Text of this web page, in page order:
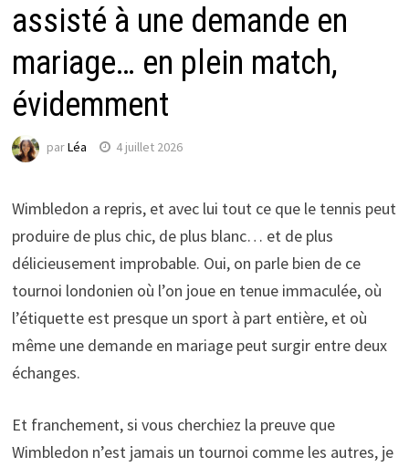
assisté à une demande en
mariage… en plein match,
évidemment
parLéa 4 juillet 2026
Wimbledon a repris, et avec lui tout ce que le tennis peut
produire de plus chic, de plus blanc… et de plus
délicieusement improbable. Oui, on parle bien de ce
tournoi londonien où l’on joue en tenue immaculée, où
l’étiquette est presque un sport à part entière, et où
même une demande en mariage peut surgir entre deux
échanges.
Et franchement, si vous cherchiez la preuve que
Wimbledon n’est jamais un tournoi comme les autres, je